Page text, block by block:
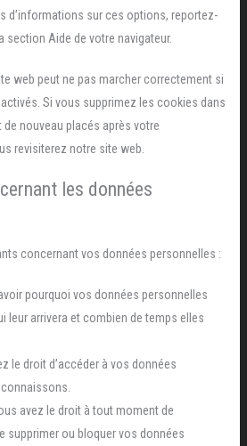
d’informations sur ces options, reportez-
section Aide de votre navigateur.
web peut ne pas marcher correctement si
Si vous supprimez les cookies dans
nouveau placés après votre
revisiterez notre site web.
les données
concernant vos données personnelles :
pourquoi vos données personnelles
leur arrivera et combien de temps elles
le droit d’accéder à vos données
avez le droit à tout moment de
supprimer ou bloquer vos données